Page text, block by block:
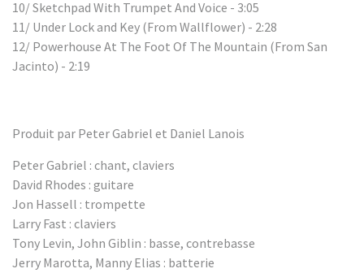
10/ Sketchpad With Trumpet And Voice - 3:05
11/ Under Lock and Key (From Wallflower) - 2:28
12/ Powerhouse At The Foot Of The Mountain (From San
Jacinto) - 2:19
Produit par Peter Gabriel et Daniel Lanois
Peter Gabriel : chant, claviers
David Rhodes : guitare
Jon Hassell : trompette
Larry Fast : claviers
Tony Levin, John Giblin : basse, contrebasse
Jerry Marotta, Manny Elias : batterie